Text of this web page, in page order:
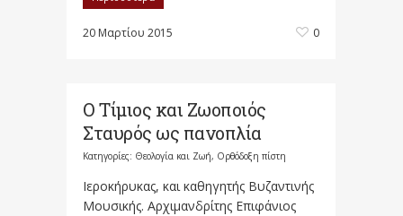
20 Μαρτίου 2015 0
Ο Τίμιος και Ζωοποιός
Σταυρός ως πανοπλία
Κατηγορίες: Θεολογία και Ζωή, Ορθόδοξη πίστη
Ιεροκήρυκας, και καθηγητής Βυζαντινής
Μουσικής. Αρχιμανδρίτης Επιφάνιος